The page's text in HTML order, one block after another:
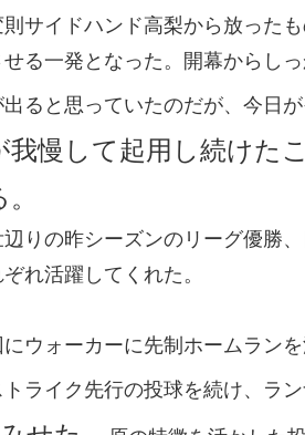
サイドハンド高梨から放った
る一発となった。開幕からし
ると思っていたのだが、今日が
我慢して起用し続けた
りの昨シーズンのリーグ優勝
れ活躍してくれた。
ウォーカーに先制ホームラン
ライク先行の投球を続け、ラ